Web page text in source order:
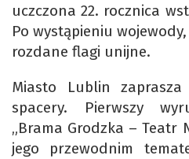
uczczona 22. rocznica
Po wystąpieniu
rozdane flagi unijne.
Miasto Lublin
spacery. Pierwszy
„Brama Grodzka – Teatr
jego przewodnim